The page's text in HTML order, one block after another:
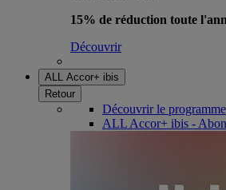
15% de réduction toute
Découvrir
ALL Accor+ ibis
Retour
Découvrir le programme
ALL Accor+ ibis -